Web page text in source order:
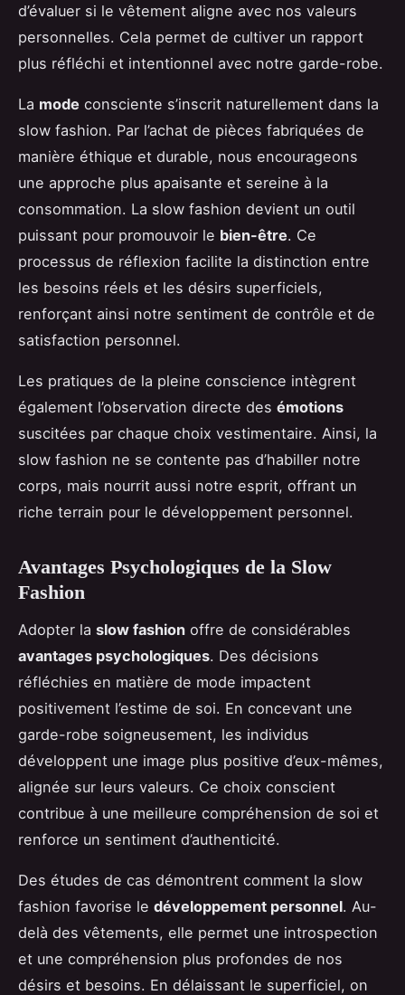
d’évaluer si le vêtement aligne avec nos valeurs
personnelles. Cela permet de cultiver un rapport
plus réfléchi et intentionnel avec notre garde-robe.
La mode consciente s’inscrit naturellement dans la
slow fashion. Par l’achat de pièces fabriquées de
manière éthique et durable, nous encourageons
une approche plus apaisante et sereine à la
consommation. La slow fashion devient un outil
puissant pour promouvoir le bien-être. Ce
processus de réflexion facilite la distinction entre
les besoins réels et les désirs superficiels,
renforçant ainsi notre sentiment de contrôle et de
satisfaction personnel.
Les pratiques de la pleine conscience intègrent
également l’observation directe des émotions
suscitées par chaque choix vestimentaire. Ainsi, la
slow fashion ne se contente pas d’habiller notre
corps, mais nourrit aussi notre esprit, offrant un
riche terrain pour le développement personnel.
Avantages Psychologiques de la Slow
Fashion
Adopter la slow fashion offre de considérables
avantages psychologiques. Des décisions
réfléchies en matière de mode impactent
positivement l’estime de soi. En concevant une
garde-robe soigneusement, les individus
développent une image plus positive d’eux-mêmes,
alignée sur leurs valeurs. Ce choix conscient
contribue à une meilleure compréhension de soi et
renforce un sentiment d’authenticité.
Des études de cas démontrent comment la slow
fashion favorise le développement personnel. Au-
delà des vêtements, elle permet une introspection
et une compréhension plus profondes de nos
désirs et besoins. En délaissant le superficiel, on